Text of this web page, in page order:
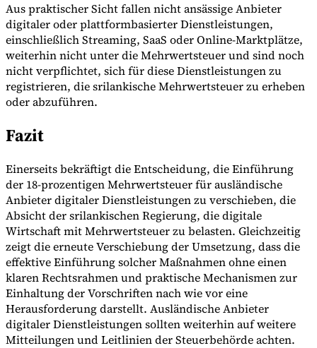
Aus praktischer Sicht fallen nicht ansässige Anbieter
digitaler oder plattformbasierter Dienstleistungen,
einschließlich Streaming, SaaS oder Online-Marktplätze,
weiterhin nicht unter die Mehrwertsteuer und sind noch
nicht verpflichtet, sich für diese Dienstleistungen zu
registrieren, die srilankische Mehrwertsteuer zu erheben
oder abzuführen.
Fazit
Einerseits bekräftigt die Entscheidung, die Einführung
der 18-prozentigen Mehrwertsteuer für ausländische
Anbieter digitaler Dienstleistungen zu verschieben, die
Absicht der srilankischen Regierung, die digitale
Wirtschaft mit Mehrwertsteuer zu belasten. Gleichzeitig
zeigt die erneute Verschiebung der Umsetzung, dass die
effektive Einführung solcher Maßnahmen ohne einen
klaren Rechtsrahmen und praktische Mechanismen zur
Einhaltung der Vorschriften nach wie vor eine
Herausforderung darstellt. Ausländische Anbieter
digitaler Dienstleistungen sollten weiterhin auf weitere
Mitteilungen und Leitlinien der Steuerbehörde achten.